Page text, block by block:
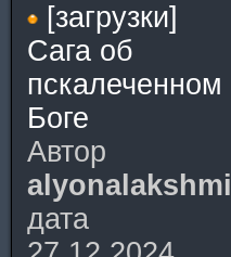
[загрузки]
Сага об
пскалеченном
Боге
Автор
alyonalakshmi
дата